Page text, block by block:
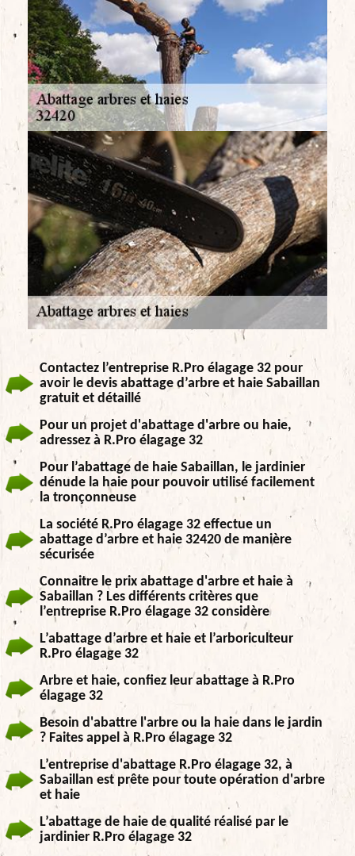
Contactez l’entreprise R.Pro élagage 32 pour
avoir le devis abattage d’arbre et haie Sabaillan
gratuit et détaillé
Pour un projet d'abattage d'arbre ou haie,
adressez à R.Pro élagage 32
Pour l’abattage de haie Sabaillan, le jardinier
dénude la haie pour pouvoir utilisé facilement
la tronçonneuse
La société R.Pro élagage 32 effectue un
abattage d’arbre et haie 32420 de manière
sécurisée
Connaitre le prix abattage d'arbre et haie à
Sabaillan ? Les différents critères que
l’entreprise R.Pro élagage 32 considère
L’abattage d’arbre et haie et l’arboriculteur
R.Pro élagage 32
Arbre et haie, confiez leur abattage à R.Pro
élagage 32
Besoin d'abattre l'arbre ou la haie dans le jardin
? Faites appel à R.Pro élagage 32
L’entreprise d'abattage R.Pro élagage 32, à
Sabaillan est prête pour toute opération d'arbre
et haie
L’abattage de haie de qualité réalisé par le
jardinier R.Pro élagage 32